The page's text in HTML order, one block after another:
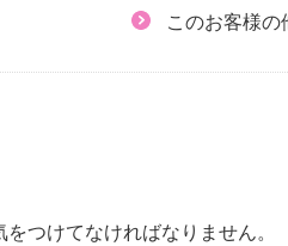
このお客様の
つけてなければなりません。